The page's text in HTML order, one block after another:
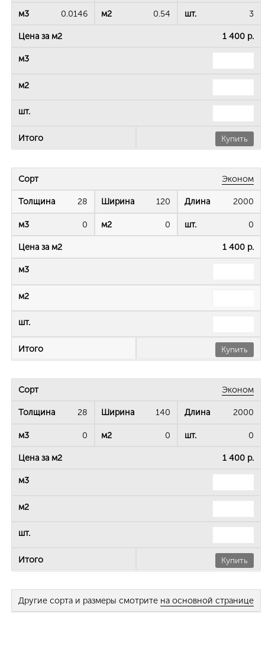
0.0146 0.54 3
1 400 р.
Купить
Эконом
28 120 2000
0 0 0
1 400 р.
Купить
Эконом
28 140 2000
0 0 0
1 400 р.
Купить
Другие сорта и размеры смотрите на основной странице